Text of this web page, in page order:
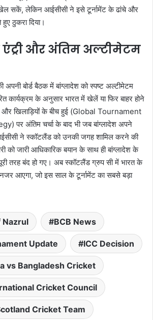
खेल सकें, लेकिन आईसीसी ने इसे टूर्नामेंट के ढांचे और
ठुकरा दिया।
और अंतिम अल्टीमेटम
बोर्ड बैठक में बांग्लादेश को स्पष्ट अल्टीमेटम
कार्यक्रम के अनुसार भारत में खेलें या फिर बाहर होने
और खिलाड़ियों के बीच हुई (Global Tournament
पर अंतिम चर्चा के बाद भी जब बांग्लादेश अपने
ने स्कॉटलैंड को उनकी जगह शामिल करने की
को जारी आधिकारिक बयान के साथ ही बांग्लादेश के
तरह बंद हो गए। अब स्कॉटलैंड ग्रुप सी में भारत के
आएगा, जो इस साल के टूर्नामेंट का सबसे बड़ा
Nazrul BCB News
Update ICC Decision
vs Bangladesh Cricket
Cricket Council
Cricket Team